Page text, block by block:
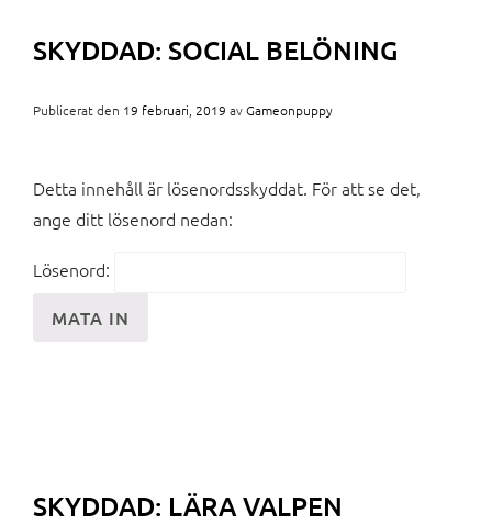
SKYDDAD: SOCIAL BELÖNING
Publicerat den 19 februari, 2019 avGameonpuppy
Detta innehåll är lösenordsskyddat. För att se det,
ange ditt lösenord nedan:
Lösenord:
SKYDDAD: LÄRA VALPEN